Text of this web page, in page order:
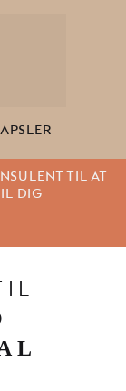
TIL AT
DIG